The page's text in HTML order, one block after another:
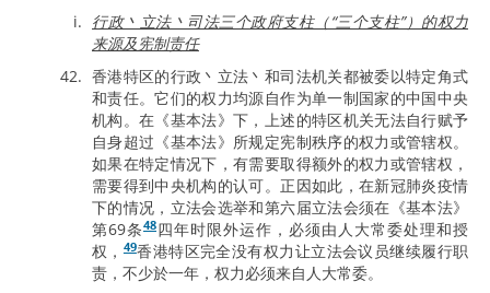
行政丶立法丶司法三个政府支柱（“三个支柱”）的权力
来源及宪制责任
香港特区的行政丶立法丶和司法机关都被委以特定角式
和责任。它们的权力均源自作为单一制国家的中国中央
机构。在《基本法》下，上述的特区机关无法自行赋予
自身超过《基本法》所规定宪制秩序的权力或管辖权。
如果在特定情况下，有需要取得额外的权力或管辖权，
需要得到中央机构的认可。正因如此，在新冠肺炎疫情
下的情况，立法会选举和第六届立法会须在《基本法》
第69条48四年时限外运作，必须由人大常委处理和授
权，49香港特区完全没有权力让立法会议员继续履行职
责，不少於一年，权力必须来自人大常委。